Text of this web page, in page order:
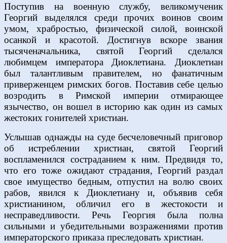
Поступив на военную службу, великомученик
Георгий выделялся среди прочих воинов своим
умом, храбростью, физической силой, воинской
осанкой и красотой. Достигнув вскоре звания
тысяченачальника, святой Георгий сделался
любимцем императора Диоклетиана. Диоклетиан
был талантливым правителем, но фанатичным
приверженцем римских богов. Поставив себе целью
возродить в Римской империи отмирающее
язычество, он вошел в историю как один из самых
жестоких гонителей христиан.
Услышав однажды на суде бесчеловечный приговор
об истреблении христиан, святой Георгий
воспламенился состраданием к ним. Предвидя то,
что его тоже ожидают страдания, Георгий раздал
свое имущество бедным, отпустил на волю своих
рабов, явился к Диоклетиану и, объявив себя
христианином, обличил его в жестокости и
несправедливости. Речь Георгия была полна
сильными и убедительными возражениями против
императорского приказа преследовать христиан.